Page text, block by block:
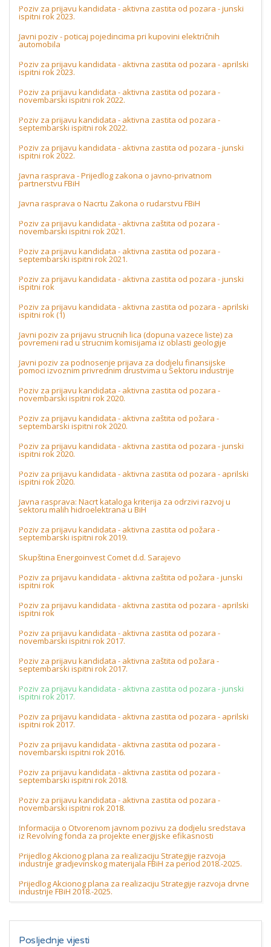
Poziv za prijavu kandidata - aktivna zastita od pozara - junski
ispitni rok 2023.
Javni poziv - poticaj pojedincima pri kupovini električnih
automobila
Poziv za prijavu kandidata - aktivna zastita od pozara - aprilski
ispitni rok 2023.
Poziv za prijavu kandidata - aktivna zastita od pozara -
novembarski ispitni rok 2022.
Poziv za prijavu kandidata - aktivna zastita od pozara -
septembarski ispitni rok 2022.
Poziv za prijavu kandidata - aktivna zastita od pozara - junski
ispitni rok 2022.
Javna rasprava - Prijedlog zakona o javno-privatnom
partnerstvu FBiH
Javna rasprava o Nacrtu Zakona o rudarstvu FBiH
Poziv za prijavu kandidata - aktivna zaštita od pozara -
novembarski ispitni rok 2021.
Poziv za prijavu kandidata - aktivna zastita od pozara -
septembarski ispitni rok 2021.
Poziv za prijavu kandidata - aktivna zastita od pozara - junski
ispitni rok
Poziv za prijavu kandidata - aktivna zastita od pozara - aprilski
ispitni rok (1)
Javni poziv za prijavu strucnih lica (dopuna vazece liste) za
povremeni rad u strucnim komisijama iz oblasti geologije
Javni poziv za podnosenje prijava za dodjelu finansijske
pomoci izvoznim privrednim drustvima u Sektoru industrije
Poziv za prijavu kandidata - aktivna zastita od pozara -
novembarski ispitni rok 2020.
Poziv za prijavu kandidata - aktivna zaštita od požara -
septembarski ispitni rok 2020.
Poziv za prijavu kandidata - aktivna zastita od pozara - junski
ispitni rok 2020.
Poziv za prijavu kandidata - aktivna zastita od pozara - aprilski
ispitni rok 2020.
Javna rasprava: Nacrt kataloga kriterija za odrzivi razvoj u
sektoru malih hidroelektrana u BiH
Poziv za prijavu kandidata - aktivna zastita od požara -
septembarski ispitni rok 2019.
Skupština Energoinvest Comet d.d. Sarajevo
Poziv za prijavu kandidata - aktivna zaštita od požara - junski
ispitni rok
Poziv za prijavu kandidata - aktivna zastita od pozara - aprilski
ispitni rok
Poziv za prijavu kandidata - aktivna zastita od pozara -
novembarski ispitni rok 2017.
Poziv za prijavu kandidata - aktivna zaštita od požara -
septembarski ispitni rok 2017.
Poziv za prijavu kandidata - aktivna zastita od pozara - junski
ispitni rok 2017.
Poziv za prijavu kandidata - aktivna zastita od pozara - aprilski
ispitni rok 2017.
Poziv za prijavu kandidata - aktivna zastita od pozara -
novembarski ispitni rok 2016.
Poziv za prijavu kandidata - aktivna zastita od pozara -
septembarski ispitni rok 2018.
Poziv za prijavu kandidata - aktivna zastita od pozara -
novembarski ispitni rok 2018.
Informacija o Otvorenom javnom pozivu za dodjelu sredstava
iz Revolving fonda za projekte energijske efikasnosti
Prijedlog Akcionog plana za realizaciju Strategije razvoja
industrije gradjevinskog materijala FBiH za period 2018.-2025.
Prijedlog Akcionog plana za realizaciju Strategije razvoja drvne
industrije FBiH 2018.-2025.
Posljednje vijesti